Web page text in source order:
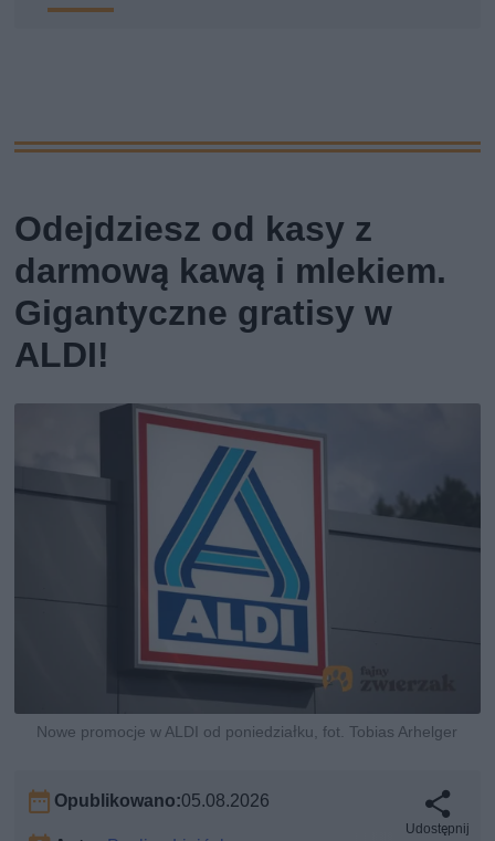
Odejdziesz od kasy z
darmową kawą i mlekiem.
Gigantyczne gratisy w
ALDI!
Nowe promocje w ALDI od poniedziałku, fot. Tobias Arhelger
Opublikowano:05.08.2026
Udostępnij